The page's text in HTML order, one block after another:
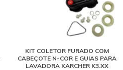
KIT COLETOR FURADO COM
CABEÇOTE N-COR E GUIAS PARA
LAVADORA KARCHER K3.XX